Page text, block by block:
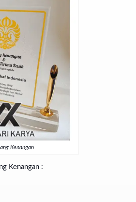
Kenangan
Kenangan :